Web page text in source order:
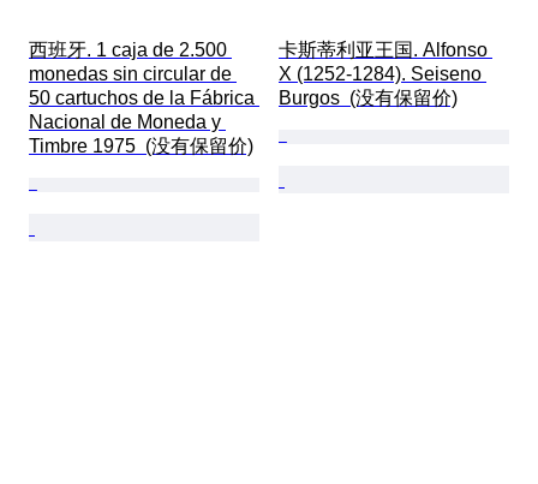
西班牙. 1 caja de 2.500
monedas sin circular de
50 cartuchos de la Fábrica
Nacional de Moneda y
Timbre 1975  (没有保留价)
卡斯蒂利亚王国. Alfonso
X (1252-1284). Seiseno
Burgos  (没有保留价)